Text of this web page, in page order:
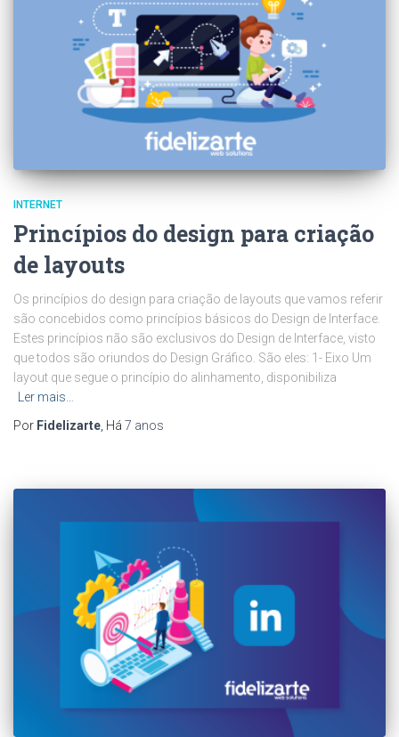
INTERNET
Princípios do design para criação
de layouts
Os princípios do design para criação de layouts que vamos referir
são concebidos como princípios básicos do Design de Interface.
Estes princípios não são exclusivos do Design de Interface, visto
que todos são oriundos do Design Gráfico. São eles: 1- Eixo Um
layout que segue o princípio do alinhamento, disponibiliza
Ler mais…
Por Fidelizarte, Há 7 anos